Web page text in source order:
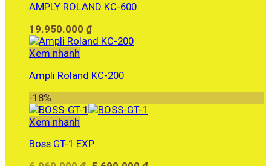
AMPLY ROLAND KC-600
19.950.000 ₫
Xem nhanh
Ampli Roland KC-200
-18%
Xem nhanh
Boss GT-1 EXP